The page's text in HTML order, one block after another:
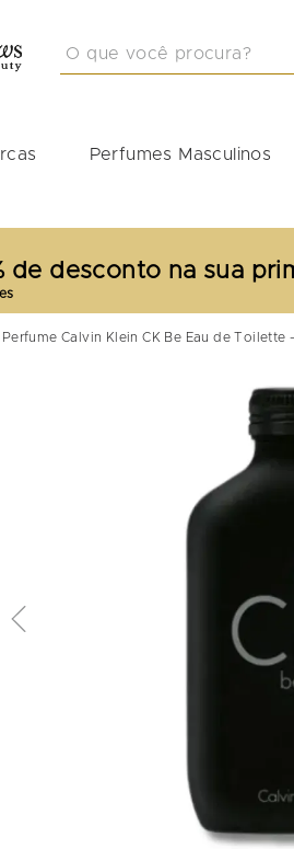
5 º
carolina herrera
Perfumes Masculinos
de desconto na sua
Perfume Calvin Klein CK Be Eau de Toilette